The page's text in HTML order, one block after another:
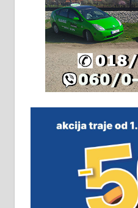
Издајем
халу на
плацу
064/321-80-51; 063/
незавршена кућа
м2 са плацем од 8
виру у
замена. 064/21-63-
ПОСЛОВНИ